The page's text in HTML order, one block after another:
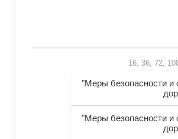
16, 36, 72,
"Меры безопасности и
"Меры безопасности и